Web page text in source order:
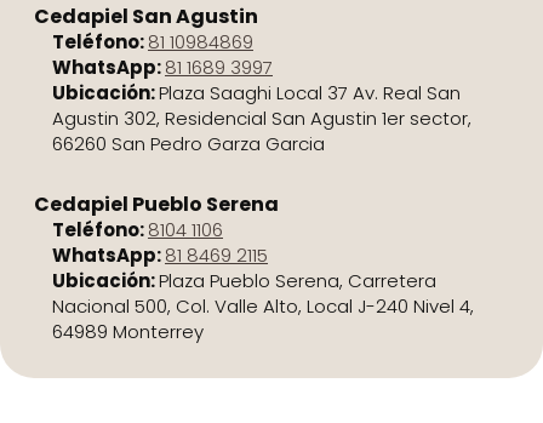
Cedapiel San Agustin
Teléfono:81 10984869
WhatsApp:81 1689 3997
Ubicación:Plaza Saaghi Local 37 Av. Real San
Agustin 302, Residencial San Agustin 1er sector,
66260 San Pedro Garza Garcia
Cedapiel Pueblo Serena
Teléfono:8104 1106
WhatsApp:81 8469 2115
Ubicación:Plaza Pueblo Serena, Carretera
Nacional 500, Col. Valle Alto, Local J-240 Nivel 4,
64989 Monterrey